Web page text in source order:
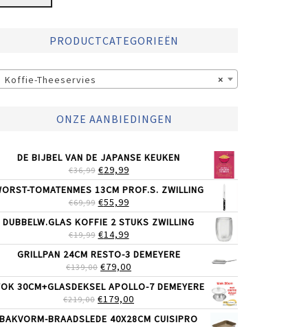
PRODUCTCATEGORIEËN
×
Koffie-Theeservies
ONZE AANBIEDINGEN
DE BIJBEL VAN DE JAPANSE KEUKEN
€36,99 OORSPRONKELIJKE
PRIJS
WAS:
€36,99.
€29,99HUIDIGE
PRIJS
IS:
€29,99.
TOMATENMES 13CM PROF.S. ZWILLING
€69,99 OORSPRONKELIJKE
PRIJS
WAS:
€69,99.
€55,99HUIDIGE
PRIJS
IS:
€55,99.
DUBBELW.GLAS KOFFIE 2 STUKS ZWILLING
€19,99 OORSPRONKELIJKE
PRIJS
WAS:
€19,99.
€14,99HUIDIGE
PRIJS
IS:
€14,99.
GRILLPAN 24CM RESTO-3 DEMEYERE
€139,00 OORSPRONKELIJKE
PRIJS
WAS:
€139,00.
€79,00
PRIJS
IS:
€79,00.
30CM+GLASDEKSEL APOLLO-7 DEMEYERE
€219,00 OORSPRONKELIJKE
PRIJS
WAS:
€179,00
PRIJS
IS:
BAKVORM-BRAADSLEDE 40X28CM CUISIPRO